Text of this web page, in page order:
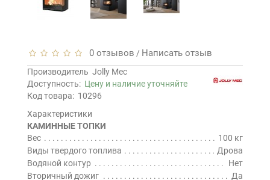
0 отзывов / Написать отзыв
Производитель Jolly Mec
Доступность: Цену и наличие уточняйте
Код товара: 10296
Характеристики
КАМИННЫЕ ТОПКИ
Вес
100 кг
Виды твердого топлива
Дрова
Водяной контур
Нет
Вторичный дожиг
Да